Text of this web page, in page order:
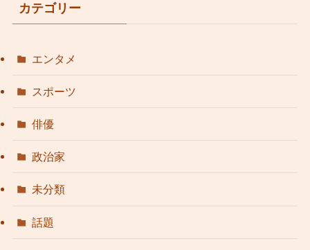
カテゴリー
エンタメ
スポーツ
俳優
政治家
未分類
話題